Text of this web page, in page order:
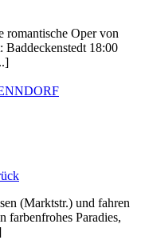
romantische Oper von
18:00
(Marktstr.) und fahren
farbenfrohes Paradies,